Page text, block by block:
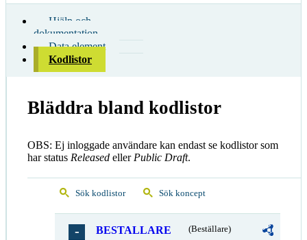
Hjälp och
dokumentation
Data element
Kodlistor
Bläddra bland kodlistor
OBS: Ej inloggade användare kan endast se kodlistor som
har status Released eller Public Draft.
Sök kodlistor Sök koncept
BESTALLARE (Beställare)